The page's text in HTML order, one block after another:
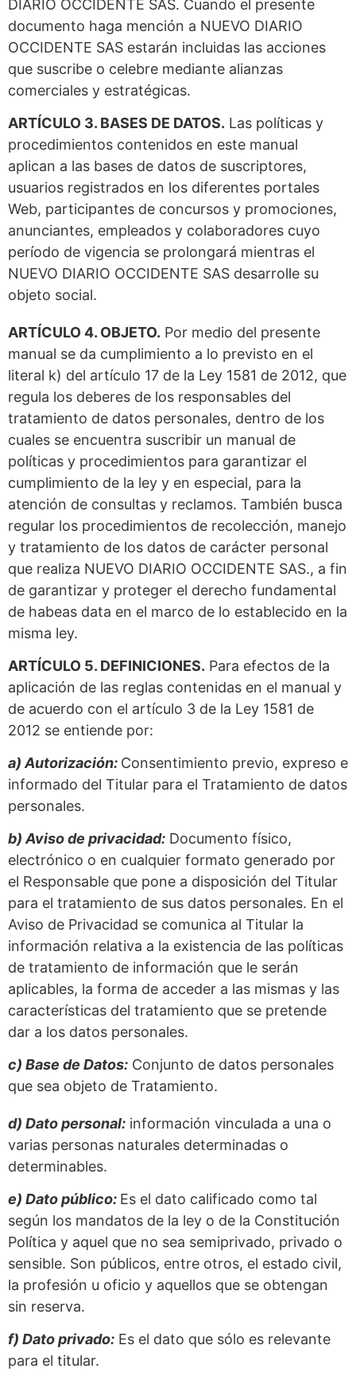
DIARIO OCCIDENTE SAS. Cuando el presente
documento haga mención a NUEVO DIARIO
OCCIDENTE SAS estarán incluidas las acciones
que suscribe o celebre mediante alianzas
comerciales y estratégicas.
ARTÍCULO 3. BASES DE DATOS. Las políticas y
procedimientos contenidos en este manual
aplican a las bases de datos de suscriptores,
usuarios registrados en los diferentes portales
Web, participantes de concursos y promociones,
anunciantes, empleados y colaboradores cuyo
período de vigencia se prolongará mientras el
NUEVO DIARIO OCCIDENTE SAS desarrolle su
objeto social.
ARTÍCULO 4. OBJETO. Por medio del presente
manual se da cumplimiento a lo previsto en el
literal k) del artículo 17 de la Ley 1581 de 2012, que
regula los deberes de los responsables del
tratamiento de datos personales, dentro de los
cuales se encuentra suscribir un manual de
políticas y procedimientos para garantizar el
cumplimiento de la ley y en especial, para la
atención de consultas y reclamos. También busca
regular los procedimientos de recolección, manejo
y tratamiento de los datos de carácter personal
que realiza NUEVO DIARIO OCCIDENTE SAS., a fin
de garantizar y proteger el derecho fundamental
de habeas data en el marco de lo establecido en la
misma ley.
ARTÍCULO 5. DEFINICIONES. Para efectos de la
aplicación de las reglas contenidas en el manual y
de acuerdo con el artículo 3 de la Ley 1581 de
2012 se entiende por:
a) Autorización: Consentimiento previo, expreso e
informado del Titular para el Tratamiento de datos
personales.
b) Aviso de privacidad: Documento físico,
electrónico o en cualquier formato generado por
el Responsable que pone a disposición del Titular
para el tratamiento de sus datos personales. En el
Aviso de Privacidad se comunica al Titular la
información relativa a la existencia de las políticas
de tratamiento de información que le serán
aplicables, la forma de acceder a las mismas y las
características del tratamiento que se pretende
dar a los datos personales.
c) Base de Datos: Conjunto de datos personales
que sea objeto de Tratamiento.
d) Dato personal: información vinculada a una o
varias personas naturales determinadas o
determinables.
e) Dato público: Es el dato calificado como tal
según los mandatos de la ley o de la Constitución
Política y aquel que no sea semiprivado, privado o
sensible. Son públicos, entre otros, el estado civil,
la profesión u oficio y aquellos que se obtengan
sin reserva.
f) Dato privado: Es el dato que sólo es relevante
para el titular.